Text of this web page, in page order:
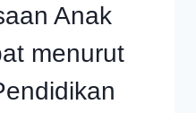
Anak
menurut